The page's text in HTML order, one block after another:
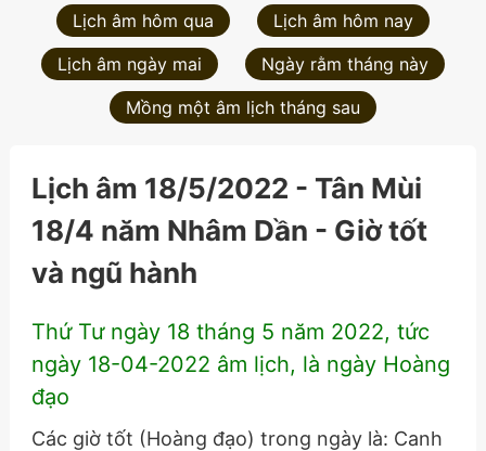
Lịch âm hôm qua
Lịch âm hôm nay
Lịch âm ngày mai
Ngày rằm tháng này
Mồng một âm lịch tháng sau
Lịch âm 18/5/2022 - Tân Mùi
18/4 năm Nhâm Dần - Giờ tốt
và ngũ hành
Thứ Tư ngày 18 tháng 5 năm 2022, tức
ngày 18-04-2022 âm lịch, là ngày Hoàng
đạo
Các giờ tốt (Hoàng đạo) trong ngày là: Canh